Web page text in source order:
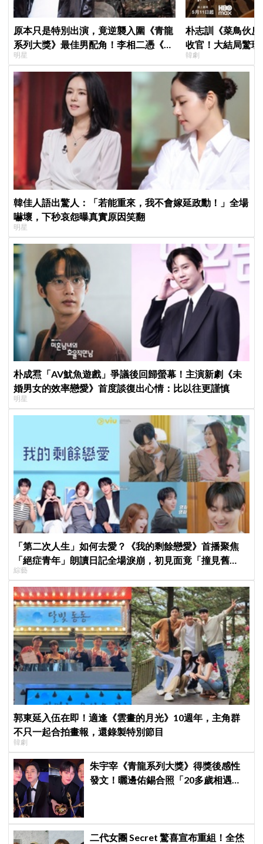
原本只是特別出演，竟逆襲入圍《青龍
系列大獎》最佳男配角！李相二憑《菜
鳥伙房兵》黃錫浩寫下「最強特別出
演」傳奇
明星
朴志訓《菜鳥伙
收官！大結局驚
蛋，劇迷瘋狂敲
韓劇
韓佳人語出驚人：「若能重來，我不會嫁延政勳！」全場
嚇壞，下秒哀怨曝真實原因笑翻
明星
朴成焄「AV魷魚遊戲」爭議後回歸螢幕！主演新劇《未
婚男女的效率戀愛》首度談復出心情：比以往更謹慎
明星
「第二次人生」如何去愛？《我的剩餘戀愛》首播聚焦
「絕症青年」朗讀日記全場淚崩，初見面竟「撞見舊
識」！
綜藝
郭東延入伍在即！適逢《雲畫的月光》10週年，主角群
不只一起合拍畫報，還錄製特別節目
韓劇
朱宇宰《青龍系列大獎》得獎後感性
發文！曬邊佑錫合照「20多歲相遇，
二代女團 Secret 驚喜宣布重組！全烋